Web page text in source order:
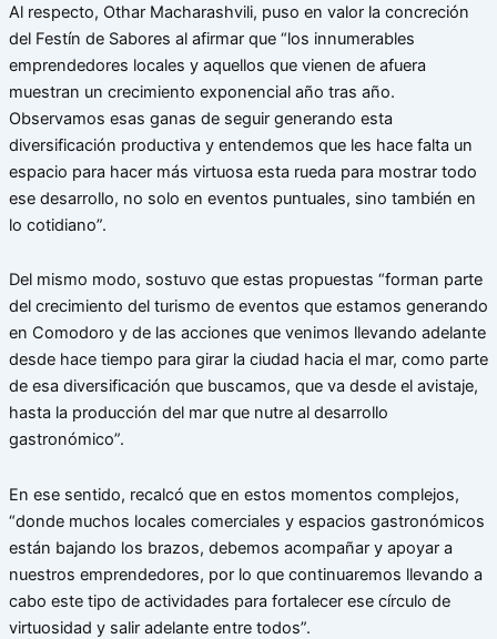
Al respecto, Othar Macharashvili, puso en valor la concreción
del Festín de Sabores al afirmar que “los innumerables
emprendedores locales y aquellos que vienen de afuera
muestran un crecimiento exponencial año tras año.
Observamos esas ganas de seguir generando esta
diversificación productiva y entendemos que les hace falta un
espacio para hacer más virtuosa esta rueda para mostrar todo
ese desarrollo, no solo en eventos puntuales, sino también en
lo cotidiano”.
Del mismo modo, sostuvo que estas propuestas “forman parte
del crecimiento del turismo de eventos que estamos generando
en Comodoro y de las acciones que venimos llevando adelante
desde hace tiempo para girar la ciudad hacia el mar, como parte
de esa diversificación que buscamos, que va desde el avistaje,
hasta la producción del mar que nutre al desarrollo
gastronómico”.
En ese sentido, recalcó que en estos momentos complejos,
“donde muchos locales comerciales y espacios gastronómicos
están bajando los brazos, debemos acompañar y apoyar a
nuestros emprendedores, por lo que continuaremos llevando a
cabo este tipo de actividades para fortalecer ese círculo de
virtuosidad y salir adelante entre todos”.